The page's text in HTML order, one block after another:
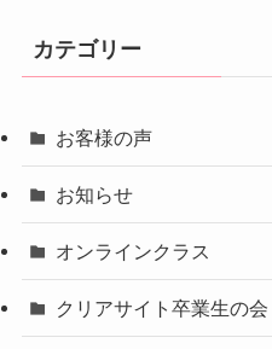
カテゴリー
お客様の声
お知らせ
オンラインクラス
クリアサイト卒業生の会